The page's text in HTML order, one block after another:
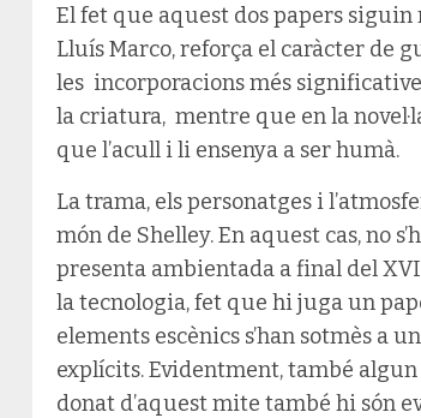
El fet que aquest dos papers
Lluís Marco, reforça el caràcter de
les incorporacions més
la criatura, mentre que en la
que l’acull i li ensenya a ser humà.
La trama, els personatges i
món de Shelley. En aquest cas, no
presenta ambientada a final del
la tecnologia, fet que hi juga un
elements escènics s’han sotmès a
explícits. Evidentment, també
donat d’aquest mite també hi són